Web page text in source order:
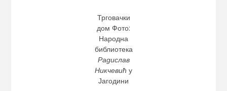
Трговачки
дом Фото:
Народна
библиотека
Радислав
Никчевић у
Јагодини